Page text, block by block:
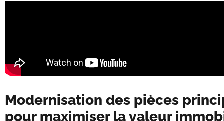
Modernisation des pièces
pour maximiser la valeur